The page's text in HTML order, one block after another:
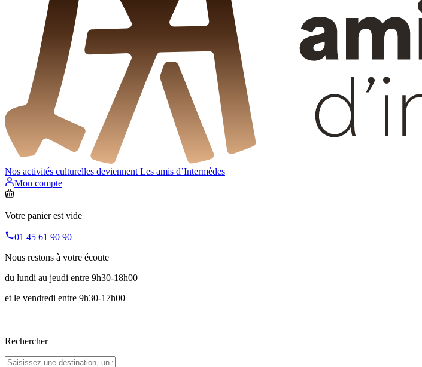
Nos activités culturelles deviennent Les amis d’Intermèdes
Mon compte
Votre panier est vide
01 45 61 90 90
Nous restons à votre écoute
du lundi au jeudi entre 9h30-18h00
et le vendredi entre 9h30-17h00
Rechercher